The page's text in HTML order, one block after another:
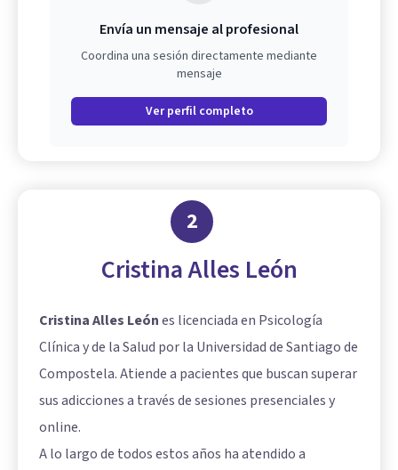
Envía un mensaje al profesional
Coordina una sesión directamente mediante
mensaje
Ver perfil completo
2
Cristina Alles León
Cristina Alles Leónes licenciada en Psicología
Clínica y de la Salud por la Universidad de Santiago de
Compostela. Atiende a pacientes que buscan superar
sus adicciones a través de sesiones presenciales y
online.
A lo largo de todos estos años ha atendido a